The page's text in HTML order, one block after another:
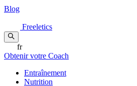
Blog
Freeletics
fr
Obtenir votre Coach
Entraînement
Nutrition